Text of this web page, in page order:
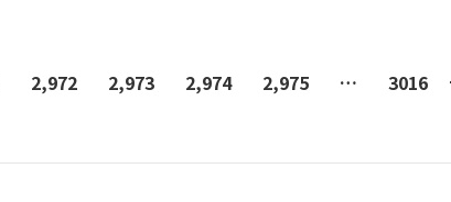
2,972 2,973 2,974 2,975 … 3016